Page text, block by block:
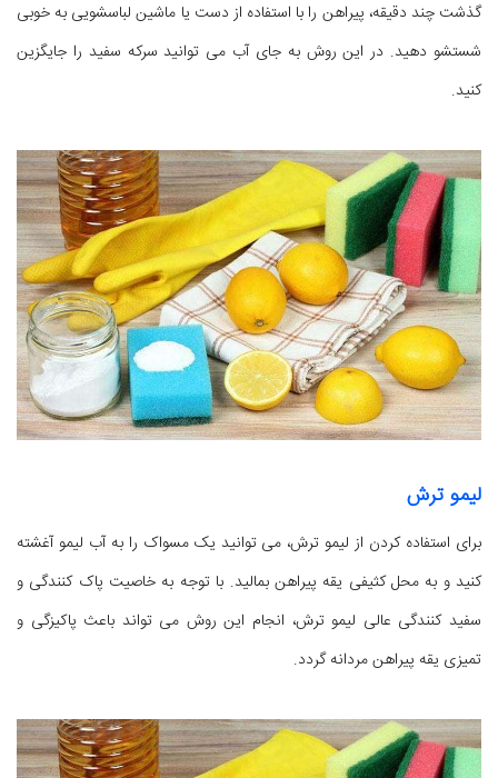
گذشت چند دقیقه، پیراهن را با استفاده از دست یا ماشین لباسشویی به خوبی
شستشو دهید. در این روش به جای آب می توانید سرکه سفید را جایگزین
کنید.
لیمو ترش
برای استفاده کردن از لیمو ترش، می توانید یک مسواک را به آب لیمو آغشته
کنید و به محل کثیفی یقه پیراهن بمالید. با توجه به خاصیت پاک کنندگی و
سفید کنندگی عالی لیمو ترش، انجام این روش می تواند باعث پاکیزگی و
تمیزی یقه پیراهن مردانه گردد.